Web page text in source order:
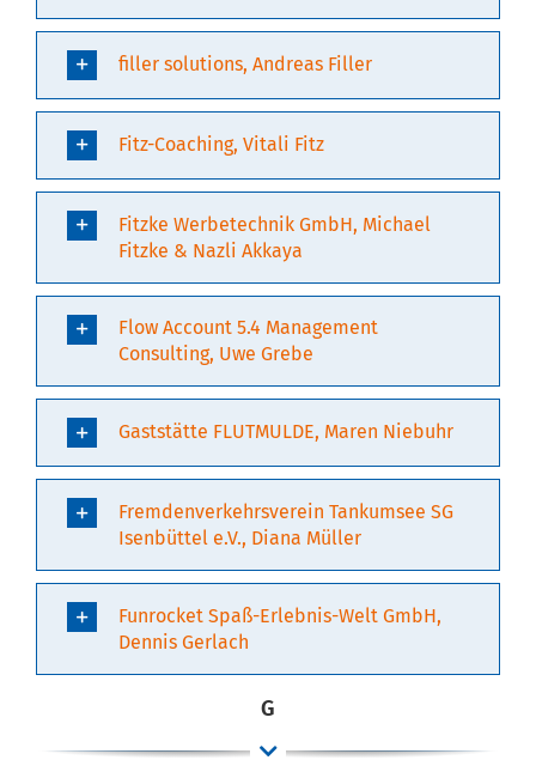
filler solutions, Andreas Filler
Fitz-Coaching, Vitali Fitz
Fitzke Werbetechnik GmbH, Michael
Fitzke & Nazli Akkaya
Flow Account 5.4 Management
Consulting, Uwe Grebe
Gaststätte FLUTMULDE, Maren Niebuhr
Fremdenverkehrsverein Tankumsee SG
Isenbüttel e.V., Diana Müller
Funrocket Spaß-Erlebnis-Welt GmbH,
Dennis Gerlach
G